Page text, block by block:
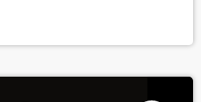
Starszych. Tegoroczne obchody,